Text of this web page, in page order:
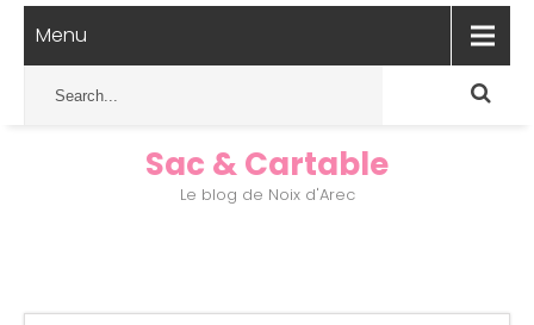
Menu
Sac & Cartable
Le blog de Noix d'Arec